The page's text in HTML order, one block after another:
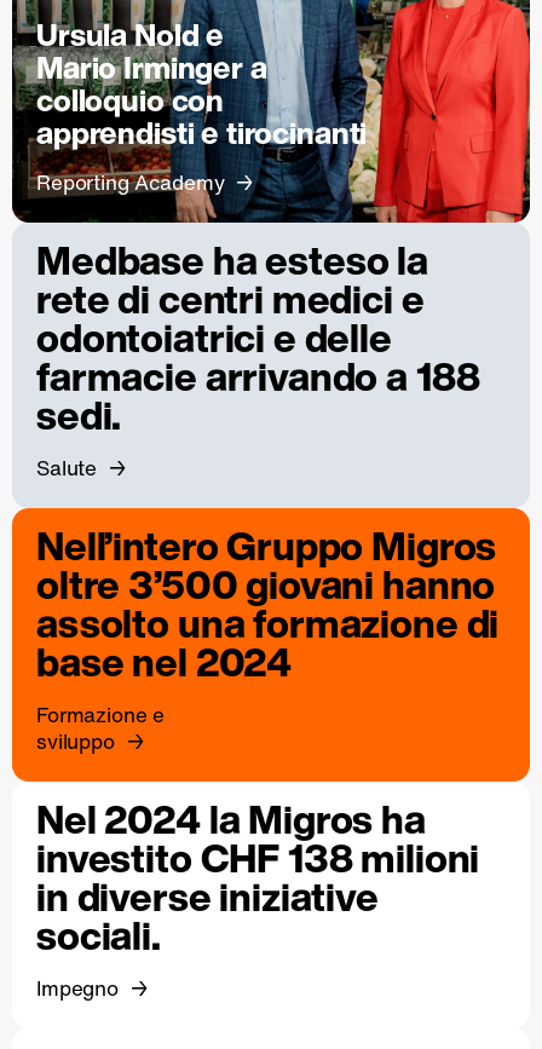
Ursula Nold e
Mario Irminger a
colloquio con
apprendisti e tirocinanti
Reporting Academy
Medbase ha esteso la
rete di centri medici e
odontoiatrici e delle
farmacie arrivando a 188
sedi.
Salute
Nell’intero Gruppo Migros
oltre 3’500 giovani hanno
assolto una formazione di
base nel 2024
Formazione e
sviluppo
Nel 2024 la Migros ha
investito CHF 138 milioni
in diverse iniziative
sociali.
Impegno